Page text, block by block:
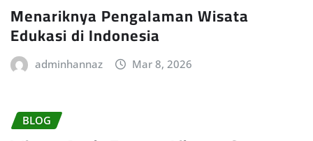
Menariknya Pengalaman Wisata
Edukasi di Indonesia
adminhannaz Mar 8, 2026
BLOG